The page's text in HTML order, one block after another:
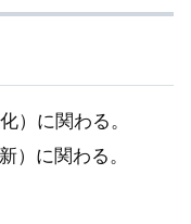
）に関わる。
）に関わる。